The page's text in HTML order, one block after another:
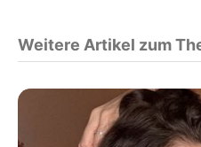
Weitere Artikel zum